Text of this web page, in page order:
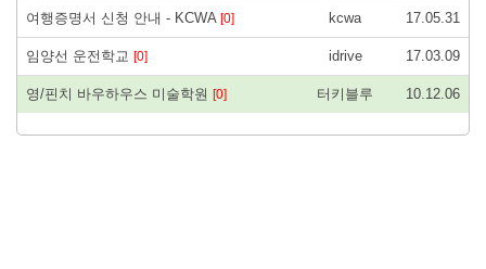
여행증명서 신청 안내 - KCWA [0] kcwa 17.05.31
임양선 운전학교 [0] idrive 17.03.09
영/핀치 바우하우스 미술학원 [0] 터키블루 10.12.06